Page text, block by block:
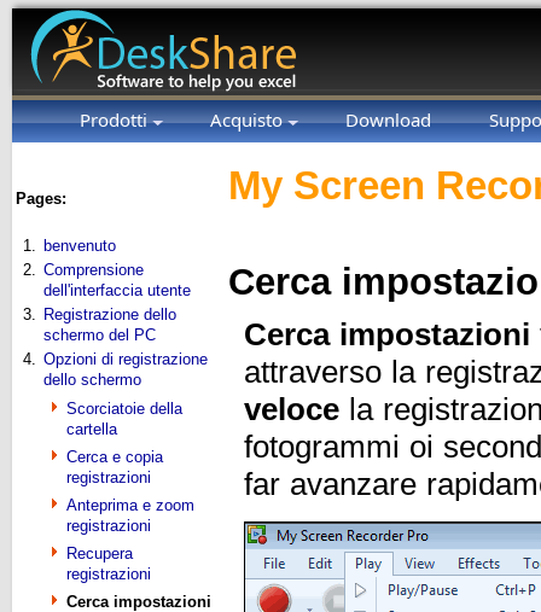
Prodotti Acquisto Download
Pages:
1. benvenuto
2. Comprensione
dell'interfaccia utente
3. Registrazione dello
schermo del PC
4. Opzioni di registrazione
dello schermo
Scorciatoie della
cartella
Cerca e copia
registrazioni
Anteprima e zoom
registrazioni
Recupera
registrazioni
Cerca impostazioni
My Screen
Cerca
Cerca impostazioni
attraverso la
veloce la
fotogrammi oi
far avanzare